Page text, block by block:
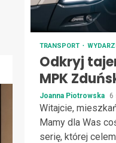
TRANSPORT
Odkryj
MPK
Joanna Piotrowska 6
Witajcie,
Mamy dla Was
serię, której